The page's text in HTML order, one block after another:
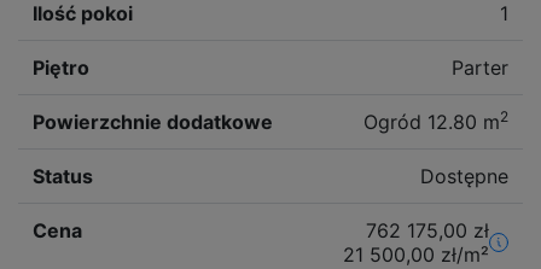
Ilość pokoi 1
Piętro Parter
Powierzchnie dodatkowe Ogród 12.80 m2
Status Dostępne
Cena
762 175,00 zł
21 500,00 zł/m²